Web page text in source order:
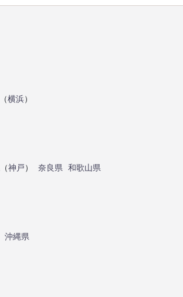
（横浜）
（神戸） 奈良県 和歌山県
沖縄県